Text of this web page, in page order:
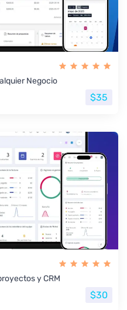
Negocio
$35
y CRM
$30